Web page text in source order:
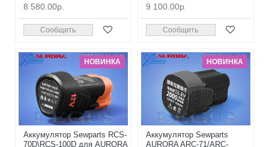
8 580.00р.
Сообщить
9 100.00р.
Сообщить
НОВИНКА
Аккумулятор Sewparts RCS-
70D\RCS-100D для AURORA
НОВИНКА
Аккумулятор Sewparts
AURORA ARC-71/ARC-